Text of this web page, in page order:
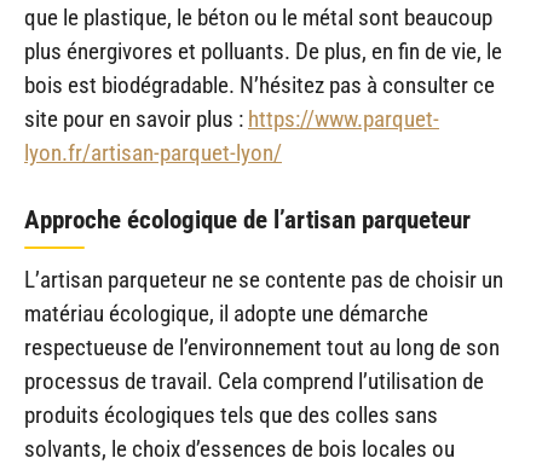
que le plastique, le béton ou le métal sont beaucoup
plus énergivores et polluants. De plus, en fin de vie, le
bois est biodégradable. N’hésitez pas à consulter ce
site pour en savoir plus : https://www.parquet-
lyon.fr/artisan-parquet-lyon/
Approche écologique de l’artisan parqueteur
L’artisan parqueteur ne se contente pas de choisir un
matériau écologique, il adopte une démarche
respectueuse de l’environnement tout au long de son
processus de travail. Cela comprend l’utilisation de
produits écologiques tels que des colles sans
solvants, le choix d’essences de bois locales ou